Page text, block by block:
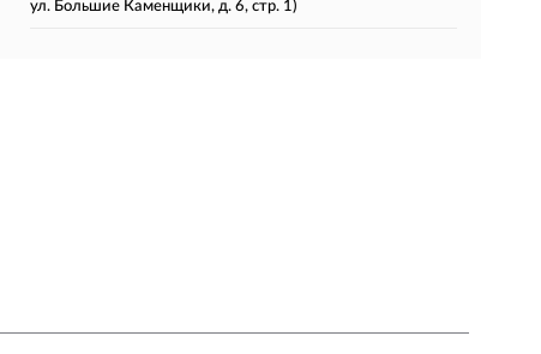
ул. Большие Каменщики, д. 6, стр. 1)